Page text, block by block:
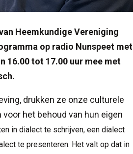
Heemkundige Vereniging
op radio Nunspeet met
16.00 tot 17.00 uur mee met
drukken ze onze culturele
het behoud van hun eigen
in dialect te schrijven, een dialect
te presenteren. Het valt op dat in